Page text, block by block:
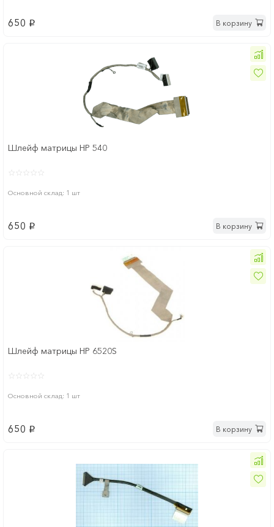
650 p В корзину
Шлейф матрицы HP 540
Основной склад: 1 шт
650 p В корзину
Шлейф матрицы HP 6520S
Основной склад: 1 шт
650 p В корзину